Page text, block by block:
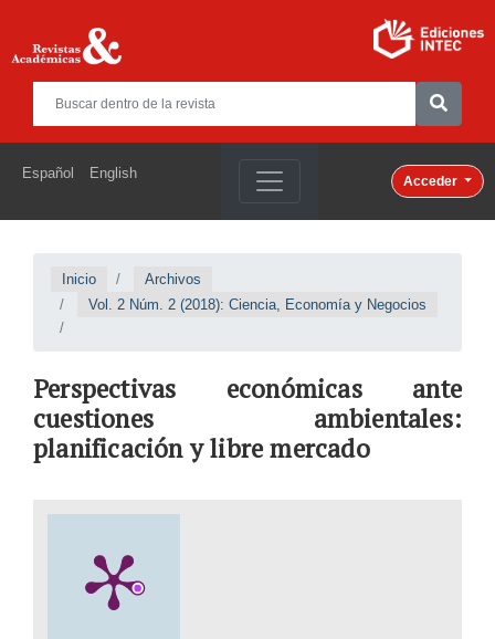
Español English Acceder
Inicio
Archivos
Vol. 2 Núm. 2 (2018): Ciencia, Economía y Negocios
Perspectivas económicas ante
cuestiones ambientales:
planificación y libre mercado